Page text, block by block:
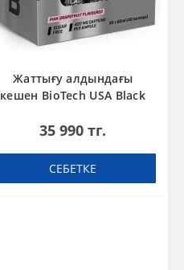
Жаттығу алдындағы
кешен BioTech USA Black
60 ml шоты (қорапта 20
35 990 тг.
СЕБЕТКЕ